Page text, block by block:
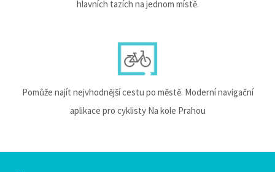
hlavních tazích na jednom místě.
Pomůže najít nejvhodnější cestu po městě. Moderní navigační
aplikace pro cyklisty Na kole Prahou